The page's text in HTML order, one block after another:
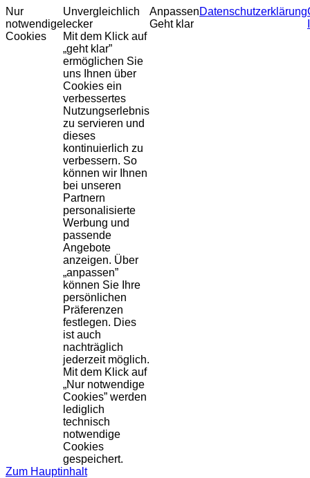
Nur
notwendige
Cookies
Unvergleichlich
lecker
Mit dem Klick auf
„geht klar”
ermöglichen Sie
uns Ihnen über
Cookies ein
verbessertes
Nutzungserlebnis
zu servieren und
dieses
kontinuierlich zu
verbessern. So
können wir Ihnen
bei unseren
Partnern
personalisierte
Werbung und
passende
Angebote
anzeigen. Über
„anpassen”
können Sie Ihre
persönlichen
Präferenzen
festlegen. Dies
ist auch
nachträglich
jederzeit möglich.
Mit dem Klick auf
„Nur notwendige
Cookies” werden
lediglich
technisch
notwendige
Cookies
gespeichert.
Anpassen
Geht klar
Datenschutzerklärung
Zum Hauptinhalt